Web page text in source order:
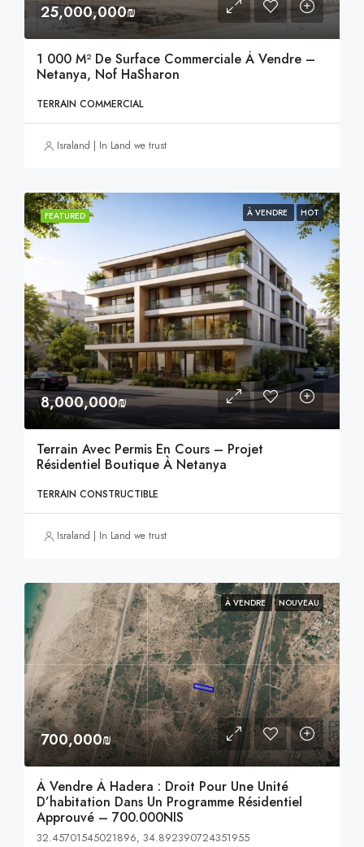
25,000,000₪
1 000 M² De Surface Commerciale À Vendre –
Netanya, Nof HaSharon
TERRAIN COMMERCIAL
Israland | In Land we trust
FEATURED À VENDRE HOT
8,000,000₪
Terrain Avec Permis En Cours – Projet
Résidentiel Boutique À Netanya
TERRAIN CONSTRUCTIBLE
Israland | In Land we trust
À VENDRE NOUVEAU
700,000₪
À Vendre À Hadera : Droit Pour Une Unité
D’habitation Dans Un Programme Résidentiel
Approuvé – 700.000NIS
32.45701545021896, 34.892390724351955